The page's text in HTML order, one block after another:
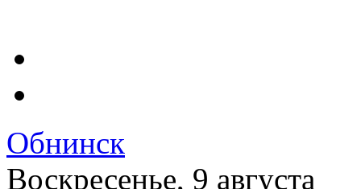
Обнинск
Воскресенье, 9 августа